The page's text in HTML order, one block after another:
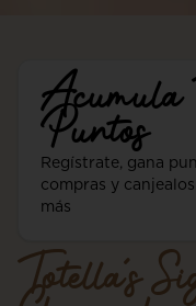
Acumula
Puntos
Regístrate, gana
compras y
más
Totella´s